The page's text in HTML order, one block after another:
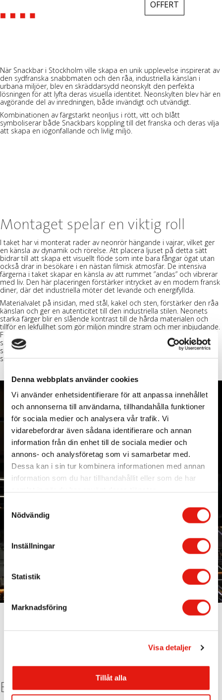
Denna webbplats använder cookies
Vi använder enhetsidentifierare för att anpassa innehållet
och annonserna till användarna, tillhandahålla funktioner
för sociala medier och analysera vår trafik. Vi
vidarebefordrar även sådana identifierare och annan
information från din enhet till de sociala medier och
annons- och analysföretag som vi samarbetar med.
Dessa kan i sin tur kombinera informationen med annan
information som du har tillhandahållit eller som de har
y
c
k
e
s
Nödvändig
Inställningar
Statistik
Marknadsföring
Visa detaljer
Tillåt alla
OFFERT
När Snackbari Stockholm ville skapa en unik upplevelse inspirerat av
den sydfranska snabbmaten och den råa, industriella känslan i
urbana miljöer, blev en skräddarsydd neonskylt den perfekta
lösningen för att lyfta deras visuella identitet. Neonskylten blev här en
avgörande del av inredningen, både invändigt och utvändigt.
Kombinationen av färgstarkt neonljus i rött, vitt och blått
symboliserar både Snackbars koppling till det franska och deras vilja
att skapa en iögonfallande och livlig miljö.
Montaget spelar en viktig roll
I taket har vi monterat rader av neonrör hängande i vajrar, vilket ger
en känsla av dynamik och rörelse. Att placera ljuset på detta sätt
bidrar till att skapa ett visuellt flöde som inte bara fångar ögat utan
också drar in besökare i en nästan filmisk atmosfär. De intensiva
färgerna i taket skapar en känsla av att rummet ”andas” och vibrerar
med liv. Den här placeringen förstärker intrycket av en modern fransk
diner, där det industriella möter det levande och energifyllda.
Materialvalet på insidan, med stål, kakel och sten, förstärker den råa
känslan och ger en autenticitet till den industriella stilen. Neonets
starka färger blir en slående kontrast till de hårda materialen och
tillför en lekfullhet som gör miljön mindre stram och mer inbjudande.
För Snackbar blev denna balans mellan det hårda och färgglada ett
sätt att skapa en helhetsupplevelse, där varje aspekt av rummet
samspelar för att ge gästerna en genuin känsla av en fransk
snabbmatsrestaurang med en twist.
En utomhusskylt som bjuder in